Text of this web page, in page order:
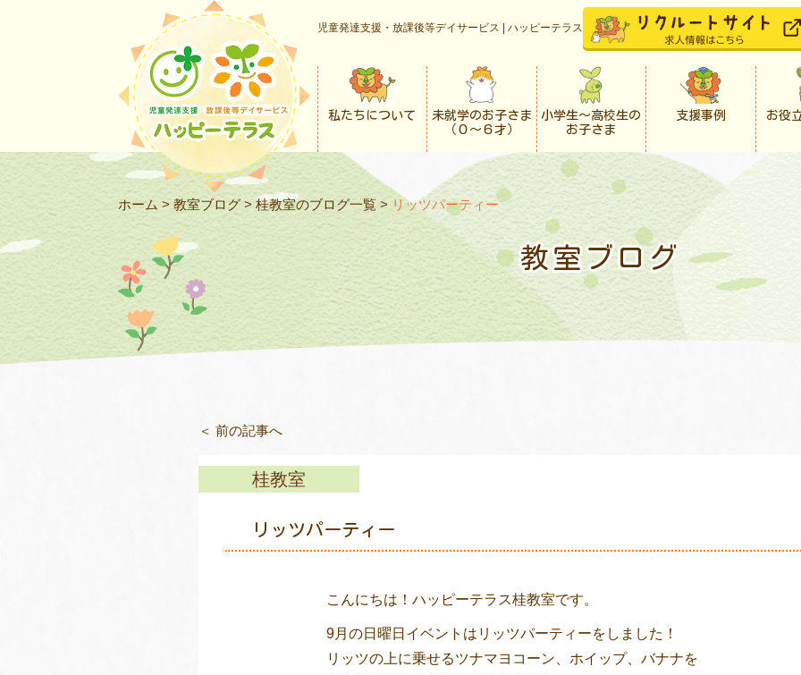
児童発達支援・放課後等デイサービス | ハッピーテラス
私たちについて
未就学のお子さま
（０〜６才）
小学生〜高校生の
お子さま
支援事例 お役
ホーム > 教室ブログ > 桂教室のブログ一覧 > リッツパーティー
教室ブログ
＜ 前の記事へ
桂教室
リッツパーティー
こんにちは！ハッピーテラス桂教室です。
9月の日曜日イベントはリッツパーティーをしました！
リッツの上に乗せるツナマヨコーン、ホイップ、バナナを